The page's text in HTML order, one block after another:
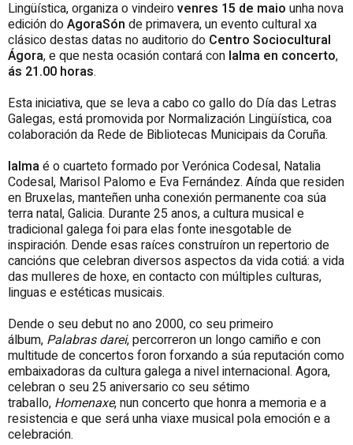
Lingüística, organiza o vindeirovenres 15 de maio unha nova
edición doAgoraSón de primavera, un evento cultural xa
clásico destas datas no auditorio do Centro Sociocultural
Ágora, e que nesta ocasión contará con Ialma en concerto,
ás 21.00 horas.
Esta iniciativa, que se leva a cabo co gallo do Día das Letras
Galegas, está promovida por Normalización Lingüística, coa
colaboración da Rede de Bibliotecas Municipais da Coruña.
Ialmaé o cuarteto formado por Verónica Codesal, Natalia
Codesal, Marisol Palomo e Eva Fernández. Aínda que residen
en Bruxelas, manteñen unha conexión permanente coa súa
terra natal, Galicia. Durante 25 anos, a cultura musical e
tradicional galega foi para elas fonte inesgotable de
inspiración. Dende esas raíces construíron un repertorio de
cancións que celebran diversos aspectos da vida cotiá: a vida
das mulleres de hoxe, en contacto con múltiples culturas,
linguas e estéticas musicais.
Dende o seu debut no ano 2000, co seu primeiro
álbum, Palabras darei, percorreron un longo camiño e con
multitude de concertos foron forxando a súa reputación como
embaixadoras da cultura galega a nivel internacional. Agora,
celebran o seu 25 aniversario co seu sétimo
traballo, Homenaxe, nun concerto que honra a memoria e a
resistencia e que será unha viaxe musical pola emoción e a
celebración.